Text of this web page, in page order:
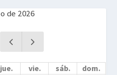
de 2026
jue. vie. sáb.
dom.